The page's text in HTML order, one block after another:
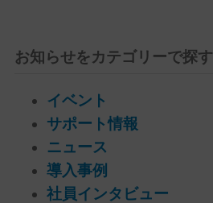
お知らせをカテゴリーで探す
イベント
サポート情報
ニュース
導入事例
社員インタビュー